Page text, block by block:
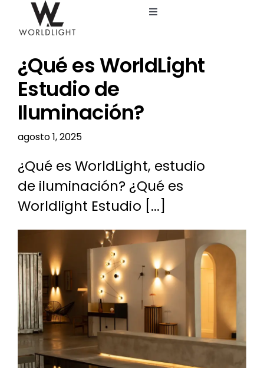
contenido
Toggle
Servicios
Catálogo
Blog
Nosotros
¿Qué es WorldLight
Estudio de
Iluminación?
agosto 1, 2025
¿Qué es WorldLight, estudio
de iluminación? ¿Qué es
Worldlight Estudio [...]
imagen
más
grande